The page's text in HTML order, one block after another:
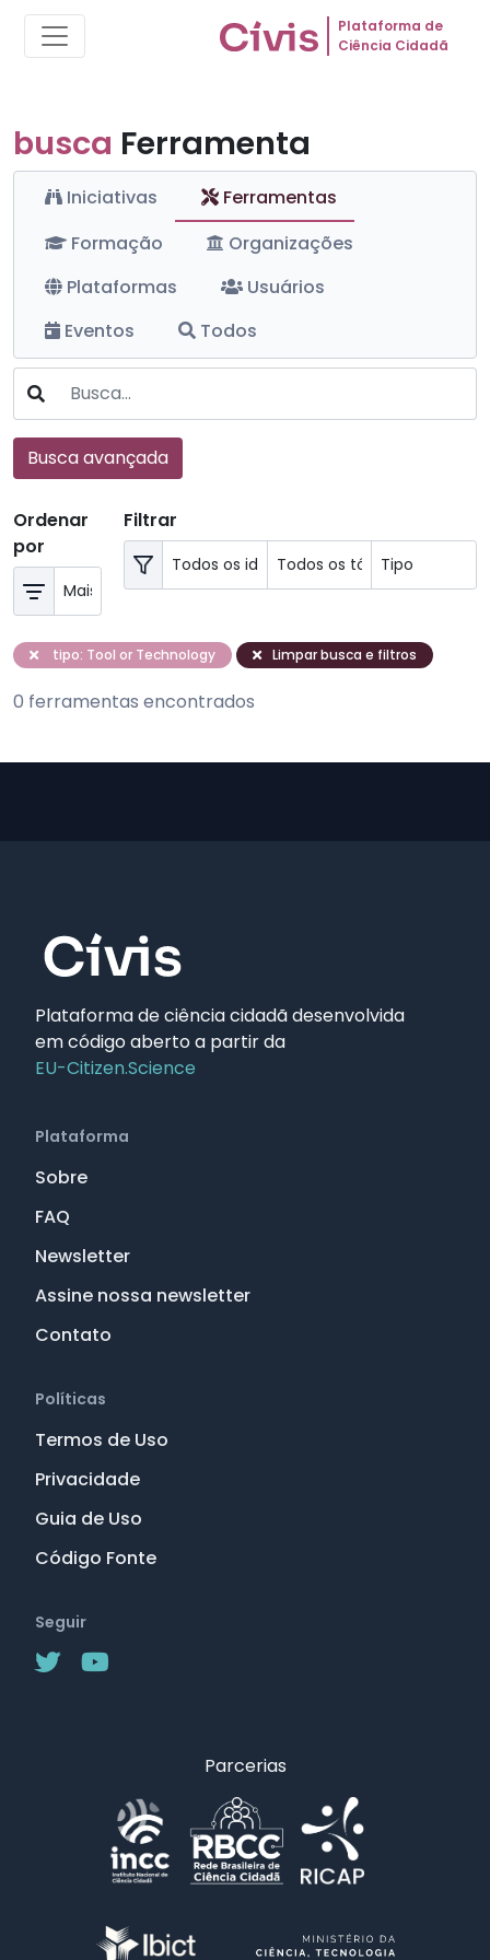
Plataforma de
Ciência Cidadã
busca Ferramenta
Iniciativas
Ferramentas
Formação
Organizações
Plataformas
Usuários
Eventos
Todos
Busca avançada
Ordenar
por
Filtrar
tipo: Tool or Technology Limpar busca e filtros
0 ferramentas encontrados
Plataforma de ciência cidadã desenvolvida
em código aberto a partir da
EU-Citizen.Science
Plataforma
Sobre
FAQ
Newsletter
Assine nossa newsletter
Contato
Políticas
Termos de Uso
Privacidade
Guia de Uso
Código Fonte
Seguir
Parcerias